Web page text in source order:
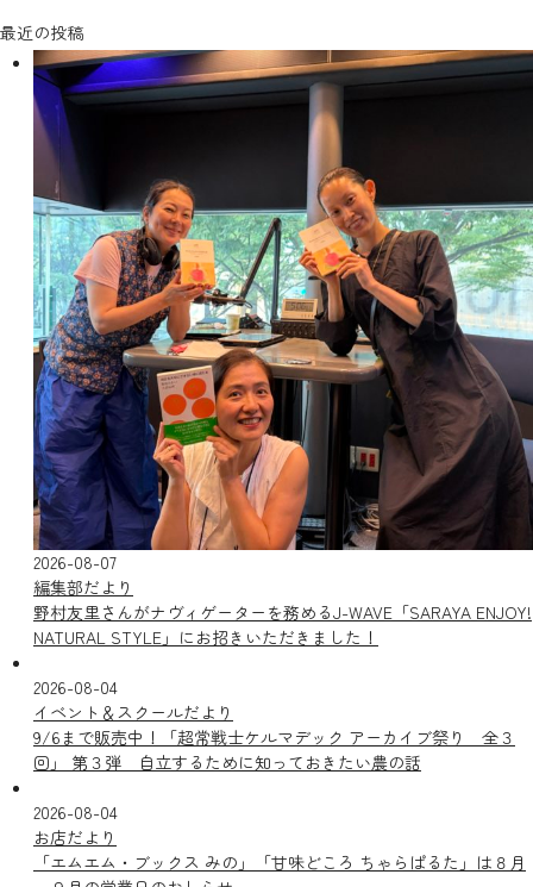
最近の投稿
2026-08-07
編集部だより
野村友里さんがナヴィゲーターを務めるJ-WAVE「SARAYA ENJOY!
NATURAL STYLE」にお招きいただきました！
2026-08-04
イベント＆スクールだより
9/6まで販売中！「超常戦士ケルマデック アーカイブ祭り 全３
回」 第３弾 自立するために知っておきたい農の話
2026-08-04
お店だより
「エムエム・ブックス みの」「甘味どころ ちゃらぱるた」は８月